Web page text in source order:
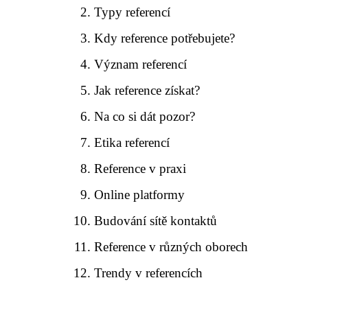
Typy referencí
Kdy reference potřebujete?
Význam referencí
Jak reference získat?
Na co si dát pozor?
Etika referencí
Reference v praxi
Online platformy
Budování sítě kontaktů
Reference v různých oborech
Trendy v referencích